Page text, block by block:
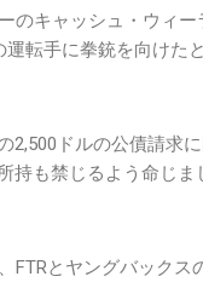
のキャッシュ・ウィ
転手に拳銃を向けた
ドルの公債請求
も禁じるよう命じま
FTRとヤングバック